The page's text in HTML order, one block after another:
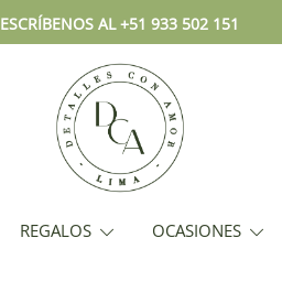
ESCRÍBENOS AL +51 933 502 151
DCA – Lima Tienda
REGALOS OCASIONES